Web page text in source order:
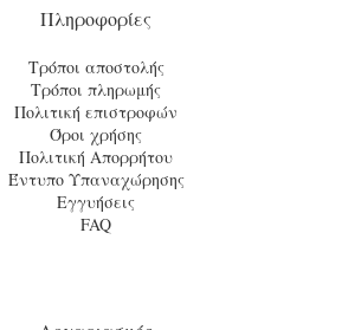
Πληροφορίες
Τρόποι αποστολής
Τρόποι πληρωμής
Πολιτική επιστροφών
Όροι χρήσης
Πολιτική Απορρήτου
Έντυπο Υπαναχώρησης
Εγγυήσεις
FAQ